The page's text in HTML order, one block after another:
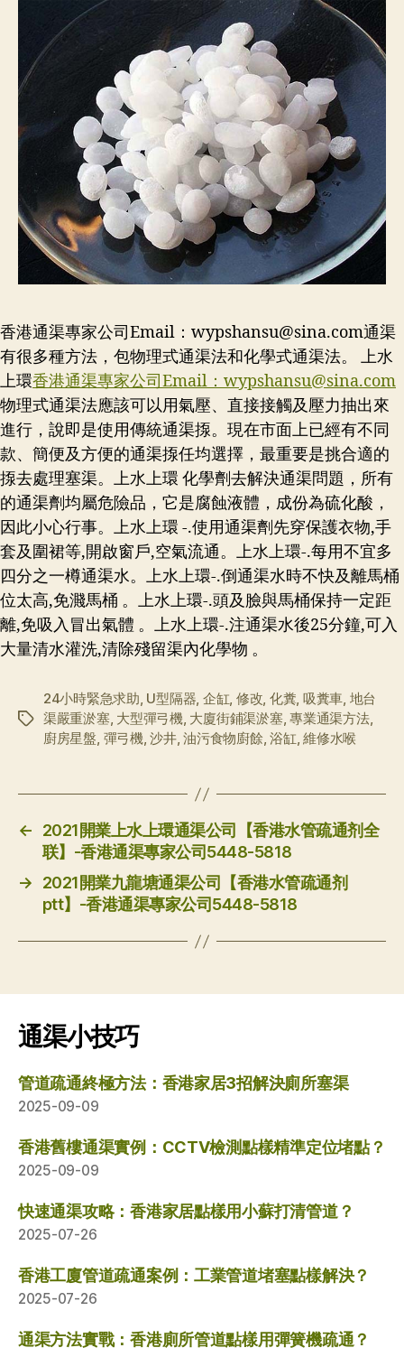
香港通渠專家公司Email： wypshansu@sina.com通渠
有很多種方法，包物理式通渠法和化學式通渠法。 上水
上環香港通渠專家公司Email： wypshansu@sina.com
物理式通渠法應該可以用氣壓、直接接觸及壓力抽出來
進行，說即是使用傳統通渠揼。現在市面上已經有不同
款、簡便及方便的通渠揼任均選擇，最重要是挑合適的
揼去處理塞渠。上水上環 化學劑去解決通渠問題，所有
的通渠劑均屬危險品，它是腐蝕液體，成份為硫化酸，
因此小心行事。上水上環 -.使用通渠劑先穿保護衣物,手
套及圍裙等,開啟窗戶,空氣流通。上水上環-.每用不宜多
四分之一樽通渠水。上水上環-.倒通渠水時不快及離馬桶
位太高,免濺馬桶 。上水上環-.頭及臉與馬桶保持一定距
離,免吸入冒出氣體 。上水上環-.注通渠水後25分鐘,可入
大量清水灌洗,清除殘留渠內化學物 。
标
24小時緊急求助, U型隔器, 企缸, 修改, 化糞, 吸糞車, 地台
渠嚴重淤塞, 大型彈弓機, 大廈街鋪渠淤塞,專業通渠方法,
廚房星盤, 彈弓機,沙井,油污食物廚餘,浴缸,維修水喉
←
2021開業上水上環通渠公司【香港水管疏通剂全
联】-香港通渠專家公司5448-5818
→
2021開業九龍塘通渠公司【香港水管疏通剂
ptt】-香港通渠專家公司5448-5818
通渠小技巧
管道疏通終極方法：香港家居3招解決廁所塞渠
2025-09-09
香港舊樓通渠實例：CCTV檢測點樣精準定位堵點？
2025-09-09
快速通渠攻略：香港家居點樣用小蘇打清管道？
2025-07-26
香港工廈管道疏通案例：工業管道堵塞點樣解決？
2025-07-26
通渠方法實戰：香港廁所管道點樣用彈簧機疏通？